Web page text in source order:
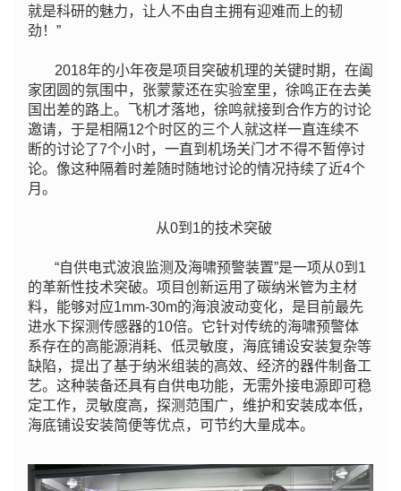
就是科研的魅力，让人不由自主拥有迎难而上的韧
劲！”
2018年的小年夜是项目突破机理的关键时期，在阖
家团圆的氛围中，张蒙蒙还在实验室里，徐鸣正在去美
国出差的路上。飞机才落地，徐鸣就接到合作方的讨论
邀请，于是相隔12个时区的三个人就这样一直连续不
断的讨论了7个小时，一直到机场关门才不得不暂停讨
论。像这种隔着时差随时随地讨论的情况持续了近4个
月。
从0到1的技术突破
“自供电式波浪监测及海啸预警装置”是一项从0到1
的革新性技术突破。项目创新运用了碳纳米管为主材
料，能够对应1mm-30m的海浪波动变化，是目前最先
进水下探测传感器的10倍。它针对传统的海啸预警体
系存在的高能源消耗、低灵敏度，海底铺设安装复杂等
缺陷，提出了基于纳米组装的高效、经济的器件制备工
艺。这种装备还具有自供电功能，无需外接电源即可稳
定工作，灵敏度高，探测范围广，维护和安装成本低，
海底铺设安装简便等优点，可节约大量成本。